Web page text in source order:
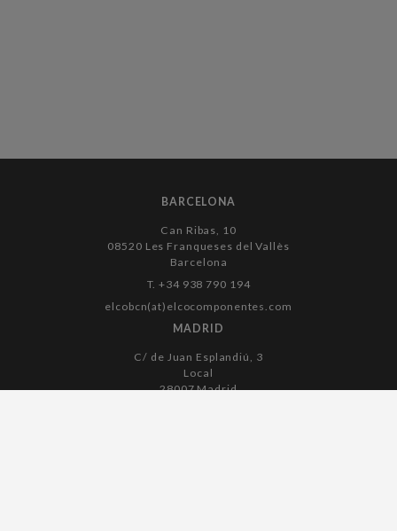
BARCELONA
Can Ribas, 10
08520 Les Franqueses del Vallès
Barcelona
T. +34 938 790 194
elcobcn(at)elcocomponentes.com
MADRID
C/ de Juan Esplandiú, 3
Local
28007 Madrid